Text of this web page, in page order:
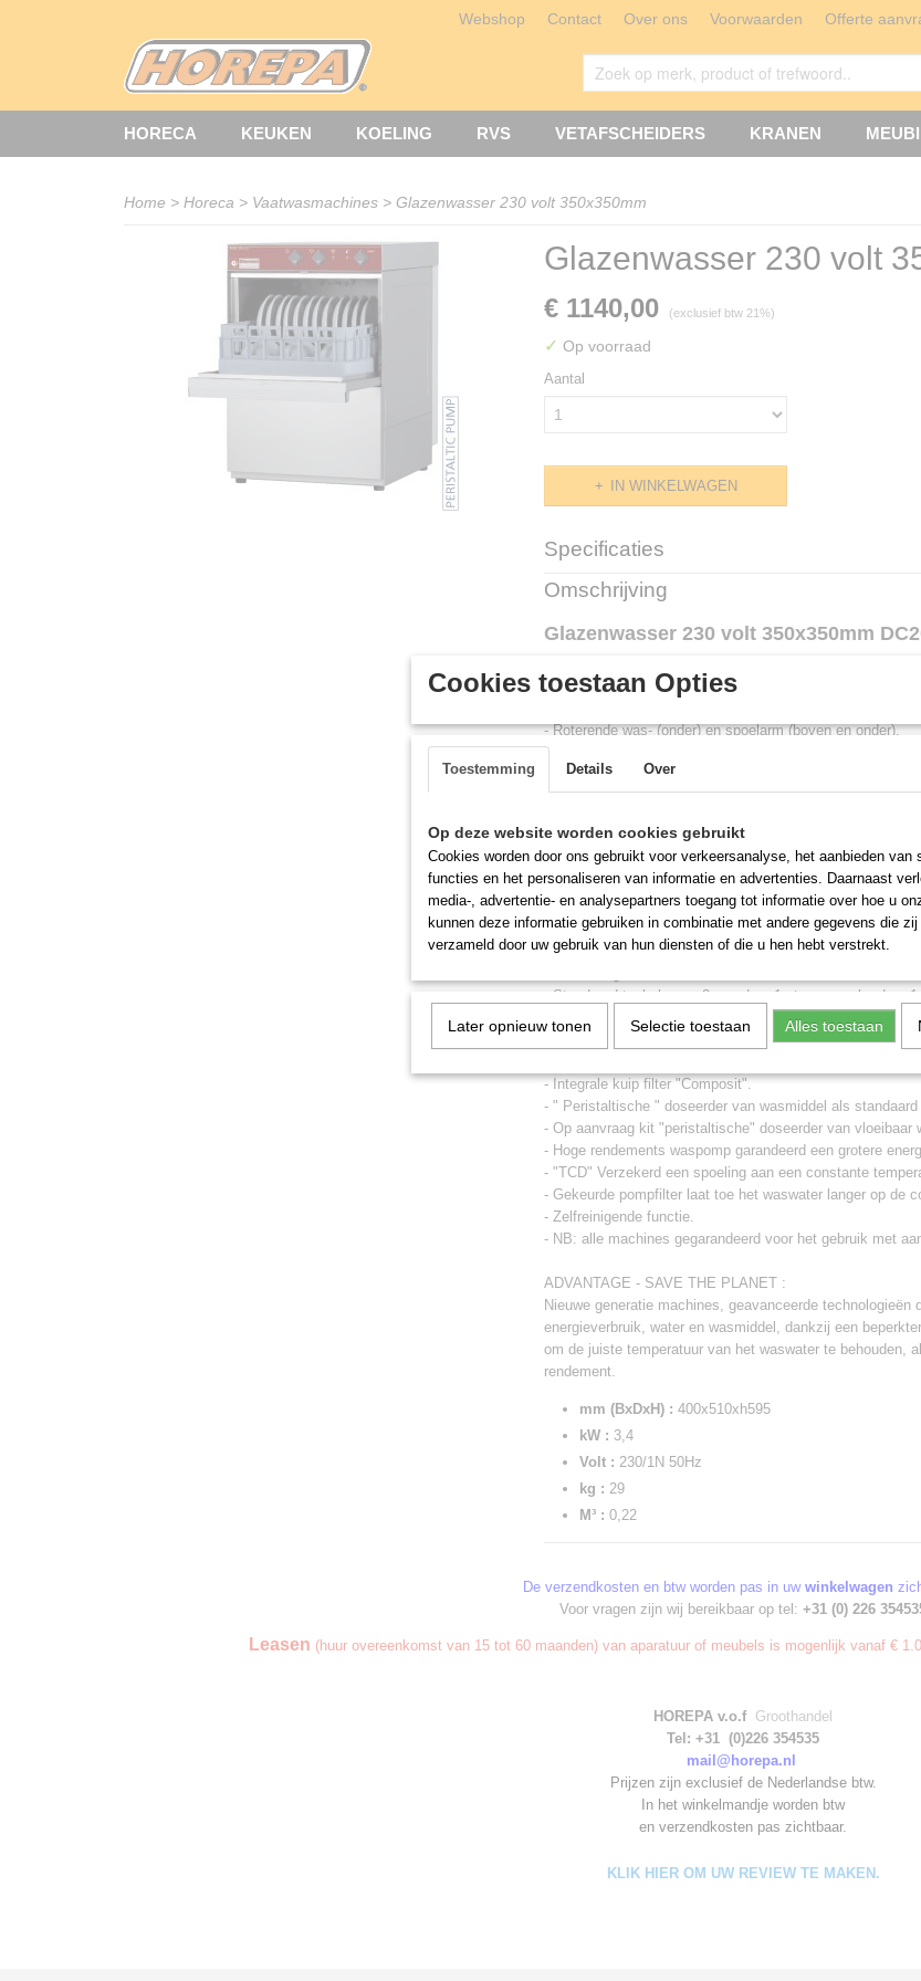
Webshop Contact Over ons Voorwaarden Offerte
HORECA KEUKEN KOELING RVS VETAFSCHEIDERS KRANEN
Home > Horeca > Vaatwasmachines > Glazenwasser 230 volt 350x350mm
Glazenwasser 230 volt
€ 1140,00 (exclusief btw 21%)
✓ Op voorraad
Aantal
IN WINKELWAGEN
Specificaties
Productcode
Omschrijving
Glazenwasser 230 volt 350x350mm
- Roterende was- (onder) en spoelarm (boven en onder).
- Automatisch reinigende sproeiers.
- Kuip met afgeronde hoeken en boorden (7 Lit., 0,6 kW).
- Dubbelwandige deur.
- Automatische vulling van de kuip.
- Anti terugslagklep.
- Spoeling met warm water (waterverbruik per cyclus
kW).
- Micro schakelaar bij het openen van de deur.
- Veiligheidsthermostaat.
- Standaard toebehoren: 2 manden, 1 steun voor borden, 1
- Integrale kuip filter "Composit".
- " Peristaltische " doseerder van wasmiddel als standaard
- Op aanvraag kit "peristaltische" doseerder van vloeibaar
- Hoge rendements waspomp garandeerd een grotere
- "TCD" Verzekerd een spoeling aan een constante
- Gekeurde pompfilter laat toe het waswater langer op de
- Zelfreinigende functie.
- NB: alle machines gegarandeerd voor het gebruik met
ADVANTAGE - SAVE THE PLANET :
Nieuwe generatie machines, geavanceerde technologieën
energieverbruik, water en wasmiddel, dankzij een
om de juiste temperatuur van het waswater te behouden,
rendement.
mm (BxDxH) : 400x510xh595
kW : 3,4
Volt : 230/1N 50Hz
kg : 29
M³ : 0,22
De verzendkosten en btw worden pas in uw winkelwagen
Voor vragen zijn wij bereikbaar op tel: +31 (0) 226
Leasen (huur overeenkomst van 15 tot 60 maanden) van aparatuur of meubels is mogenlijk vanaf €
HOREPA v.o.f Groothandel
Tel: +31 (0)226 354535
mail@horepa.nl
Prijzen zijn exclusief de Nederlandse btw.
In het winkelmandje worden btw
en verzendkosten pas zichtbaar.
KLIK HIER OM UW REVIEW TE MAKEN.
Cookies toestaan Opties
Toestemming Details Over
Op deze website worden cookies gebruikt
Cookies worden door ons gebruikt voor verkeersanalyse, het aanbieden van
functies en het personaliseren van informatie en advertenties. Daarnaast
media-, advertentie- en analysepartners toegang tot informatie over hoe u
kunnen deze informatie gebruiken in combinatie met andere gegevens die
verzameld door uw gebruik van hun diensten of die u hen hebt verstrekt.
Later opnieuw tonen Selectie toestaan Alles toestaan